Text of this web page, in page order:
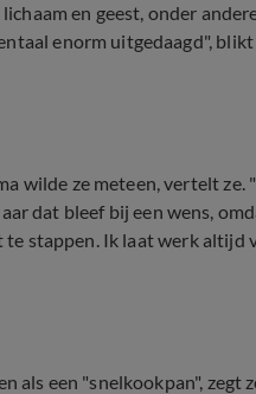
en geest, onder
enorm uitgedaagd",
wilde ze meteen, vertelt ze.
dat bleef bij een wens,
stappen. Ik laat werk altijd
als een "snelkookpan", zegt